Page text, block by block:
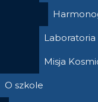
Misja
O szkole